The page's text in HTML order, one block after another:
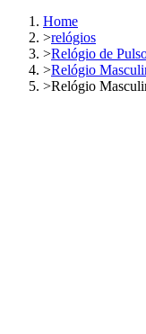
Home
>relógios
>Relógio de
>Relógio
>Relógio